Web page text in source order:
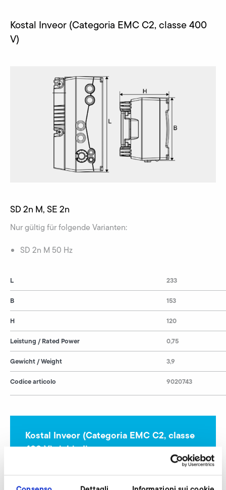
Kostal Inveor (Categoria EMC C2, classe 400
V)
SD 2n M, SE 2n
Nur gültig für folgende Varianten:
SD 2n M 50 Hz
L
B
H
Leistung / Rated Power
Gewicht / Weight
Codice articolo
233
153
120
0,75
3,9
9020743
Kostal Inveor (Categoria EMC C2, classe
400 V) richiedi